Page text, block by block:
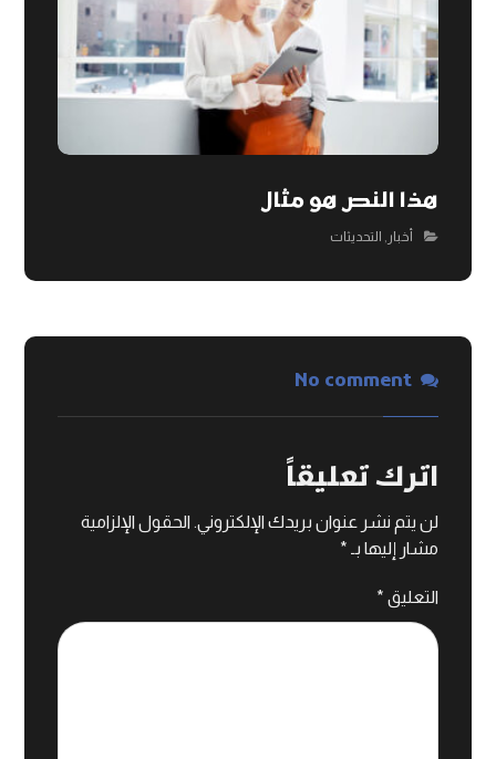
هذا النص هو مثال
أخبار , التحديثات
No comment
اترك تعليقاً
لن يتم نشر عنوان بريدك الإلكتروني. الحقول الإلزامية
مشار إليها بـ *
التعليق *